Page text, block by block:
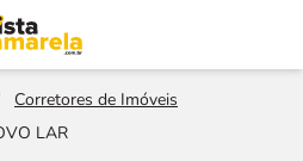
Corretores de Imóveis
LAR